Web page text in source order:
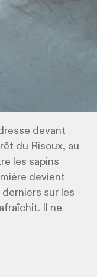
devant
du Risoux, au
les sapins
devient
sur les
Il ne